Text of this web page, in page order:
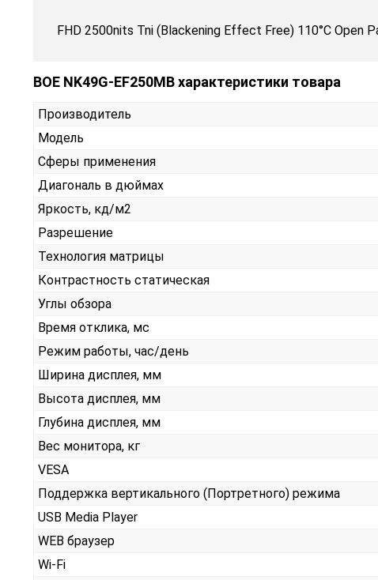
FHD 2500nits Tni (Blackening Effect Free) 110°C Open
BOE NK49G-EF250MB характеристики товара
Производитель
Модель
Сферы применения
Диагональ в дюймах
Яркость, кд/м2
Разрешение
Технология матрицы
Контрастность статическая
Углы обзора
Время отклика, мс
Режим работы, час/день
Ширина дисплея, мм
Высота дисплея, мм
Глубина дисплея, мм
Вес монитора, кг
VESA
Поддержка вертикального (Портретного) режима
USB Media Player
WEB браузер
Wi-Fi